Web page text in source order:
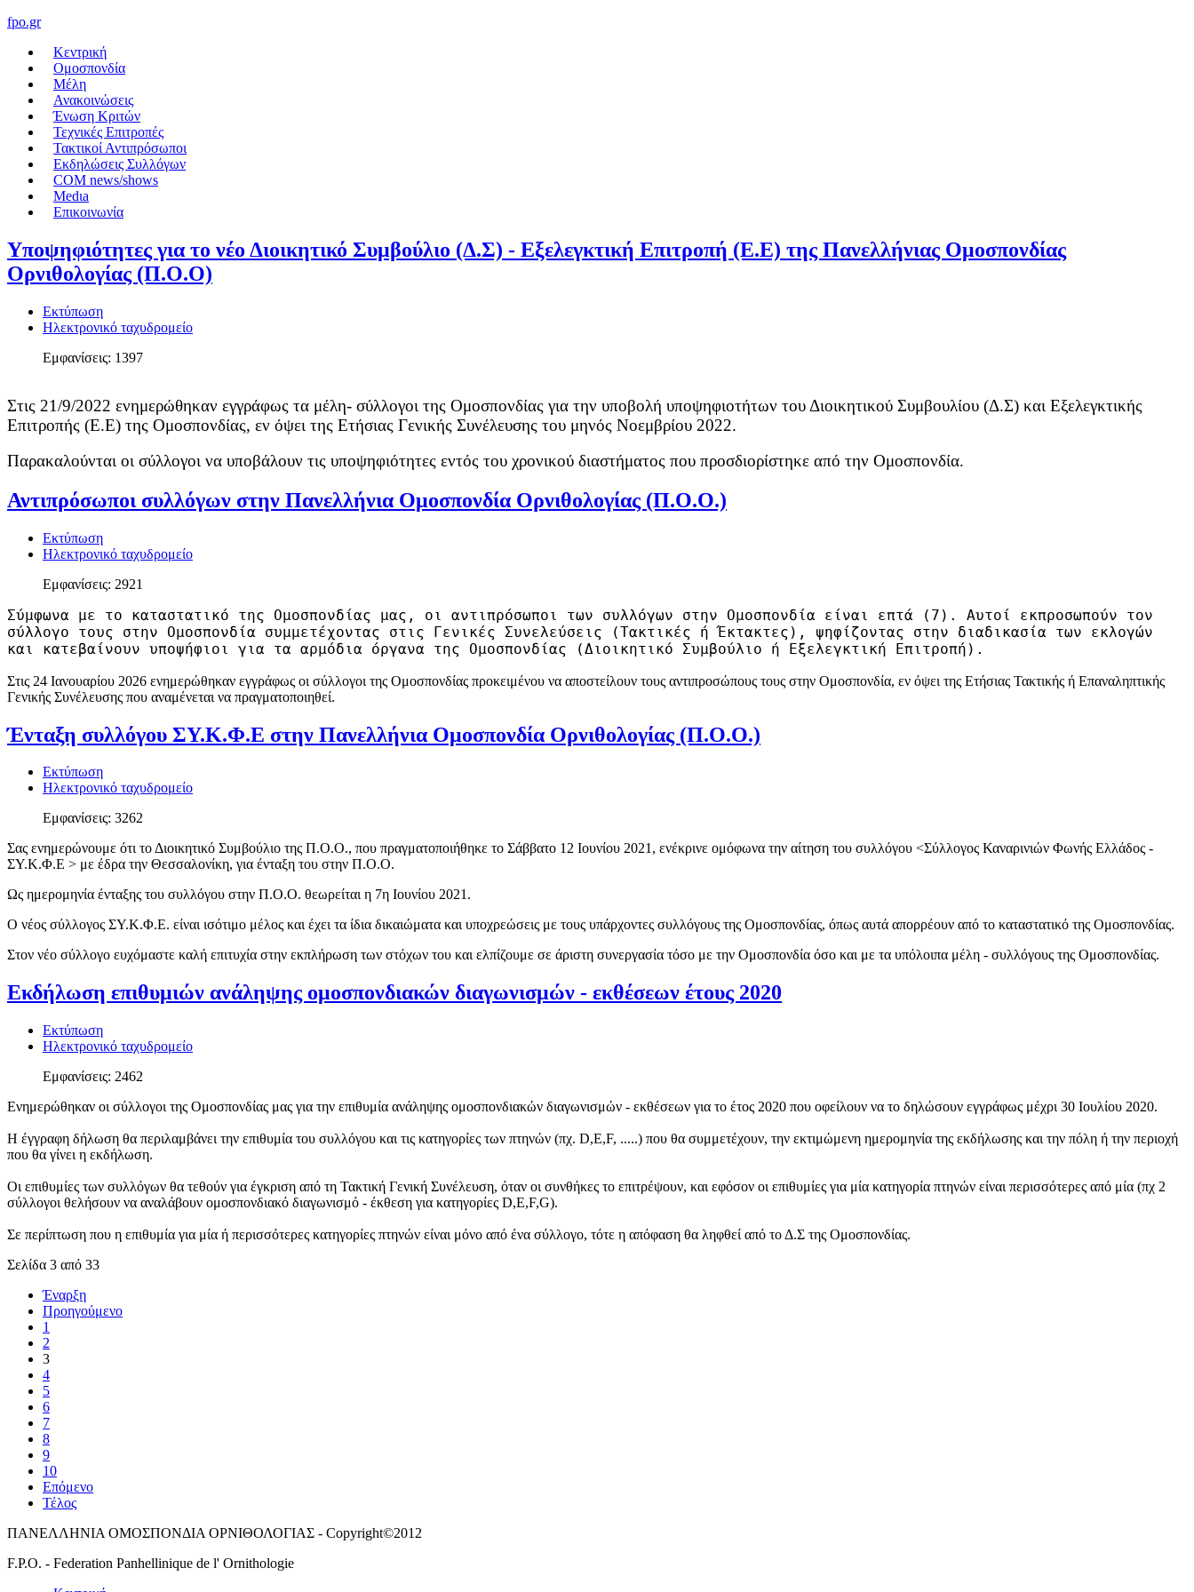
fpo.gr
Κεντρική
Ομοσπονδία
Μέλη
Ανακοινώσεις
Ένωση Κριτών
Τεχνικές Επιτροπές
Τακτικοί Αντιπρόσωποι
Εκδηλώσεις Συλλόγων
COM news/shows
Medιa
Επικοινωνία
Υποψηφιότητες για το νέο Διοικητικό Συμβούλιο (Δ.Σ) - Εξελεγκτική Επιτροπή (Ε.Ε) της Πανελλήνιας Ομοσπονδίας
Ορνιθολογίας (Π.Ο.Ο)
Εκτύπωση
Ηλεκτρονικό ταχυδρομείο
Εμφανίσεις: 1397
Στις 21/9/2022 ενημερώθηκαν εγγράφως τα μέλη- σύλλογοι της Ομοσπονδίας για την υποβολή υποψηφιοτήτων του Διοικητικού Συμβουλίου (Δ.Σ) και Εξελεγκτικής
Επιτροπής (Ε.Ε) της Ομοσπονδίας, εν όψει της Ετήσιας Γενικής Συνέλευσης του μηνός Νοεμβρίου 2022.
Παρακαλούνται οι σύλλογοι να υποβάλουν τις υποψηφιότητες εντός του χρονικού διαστήματος που προσδιορίστηκε από την Ομοσπονδία.
Αντιπρόσωποι συλλόγων στην Πανελλήνια Ομοσπονδία Ορνιθολογίας (Π.Ο.Ο.)
Εκτύπωση
Ηλεκτρονικό ταχυδρομείο
Εμφανίσεις: 2921
Σύμφωνα με το καταστατικό της Ομοσπονδίας μας, οι αντιπρόσωποι των συλλόγων στην Ομοσπονδία είναι επτά (7). Αυτοί εκπροσωπούν τον
σύλλογο τους στην Ομοσπονδία συμμετέχοντας στις Γενικές Συνελεύσεις (Τακτικές ή Έκτακτες), ψηφίζοντας στην διαδικασία των εκλογών
και κατεβαίνουν υποψήφιοι για τα αρμόδια όργανα της Ομοσπονδίας (Διοικητικό Συμβούλιο ή Εξελεγκτική Επιτροπή).
Στις 24 Ιανουαρίου 2026 ενημερώθηκαν εγγράφως οι σύλλογοι της Ομοσπονδίας προκειμένου να αποστείλουν τους αντιπροσώπους τους στην Ομοσπονδία, εν όψει της Ετήσιας Τακτικής ή Επαναληπτικής
Γενικής Συνέλευσης που αναμένεται να πραγματοποιηθεί.
Ένταξη συλλόγου ΣΥ.Κ.Φ.Ε στην Πανελλήνια Ομοσπονδία Ορνιθολογίας (Π.Ο.Ο.)
Εκτύπωση
Ηλεκτρονικό ταχυδρομείο
Εμφανίσεις: 3262
Σας ενημερώνουμε ότι το Διοικητικό Συμβούλιο της Π.Ο.Ο., που πραγματοποιήθηκε το Σάββατο 12 Ιουνίου 2021, ενέκρινε ομόφωνα την αίτηση του συλλόγου <Σύλλογος Καναρινιών Φωνής Ελλάδος -
ΣΥ.Κ.Φ.Ε > με έδρα την Θεσσαλονίκη, για ένταξη του στην Π.Ο.Ο.
Ως ημερομηνία ένταξης του συλλόγου στην Π.Ο.Ο. θεωρείται η 7η Ιουνίου 2021.
Ο νέος σύλλογος ΣΥ.Κ.Φ.Ε. είναι ισότιμο μέλος και έχει τα ίδια δικαιώματα και υποχρεώσεις με τους υπάρχοντες συλλόγους της Ομοσπονδίας, όπως αυτά απορρέουν από το καταστατικό της Ομοσπονδίας.
Στον νέο σύλλογο ευχόμαστε καλή επιτυχία στην εκπλήρωση των στόχων του και ελπίζουμε σε άριστη συνεργασία τόσο με την Ομοσπονδία όσο και με τα υπόλοιπα μέλη - συλλόγους της Ομοσπονδίας.
Eκδήλωση επιθυμιών ανάληψης ομοσπονδιακών διαγωνισμών - εκθέσεων έτους 2020
Εκτύπωση
Ηλεκτρονικό ταχυδρομείο
Εμφανίσεις: 2462
Ενημερώθηκαν οι σύλλογοι της Ομοσπονδίας μας για την επιθυμία ανάληψης ομοσπονδιακών διαγωνισμών - εκθέσεων για το έτος 2020 που οφείλουν να το δηλώσουν εγγράφως μέχρι 30 Ιουλίου 2020.
Η έγγραφη δήλωση θα περιλαμβάνει την επιθυμία του συλλόγου και τις κατηγορίες των πτηνών (πχ. D,E,F, .....) που θα συμμετέχουν, την εκτιμώμενη ημερομηνία της εκδήλωσης και την πόλη ή την περιοχή
που θα γίνει η εκδήλωση.
Οι επιθυμίες των συλλόγων θα τεθούν για έγκριση από τη Τακτική Γενική Συνέλευση, όταν οι συνθήκες το επιτρέψουν, και εφόσον οι επιθυμίες για μία κατηγορία πτηνών είναι περισσότερες από μία (πχ 2
σύλλογοι θελήσουν να αναλάβουν ομοσπονδιακό διαγωνισμό - έκθεση για κατηγορίες D,E,F,G).
Σε περίπτωση που η επιθυμία για μία ή περισσότερες κατηγορίες πτηνών είναι μόνο από ένα σύλλογο, τότε η απόφαση θα ληφθεί από το Δ.Σ της Ομοσπονδίας.
Σελίδα 3 από 33
Έναρξη
Προηγούμενο
1
2
3
4
5
6
7
8
9
10
Επόμενο
Τέλος
ΠΑΝΕΛΛΗΝΙΑ ΟΜΟΣΠΟΝΔΙΑ ΟΡΝΙΘΟΛΟΓΙΑΣ - Copyright©2012
F.P.O. - Federation Panhellinique de l' Ornithologie